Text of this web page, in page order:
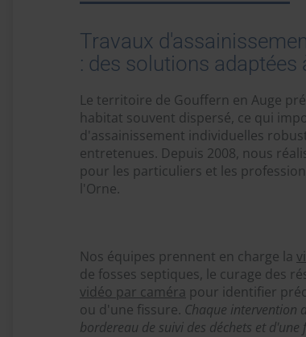
Travaux
: des solutions
Le territoire de Gouffern en Auge
habitat souvent dispersé, ce qui
d'assainissement individuelles
entretenues. Depuis 2008, nous
pour les particuliers et les
l'Orne.
Nos équipes prennent en charge la
de fosses septiques, le curage des
vidéo par caméra pour identifier
ou d'une fissure. Chaque intervention
bordereau de suivi des déchets et d'une